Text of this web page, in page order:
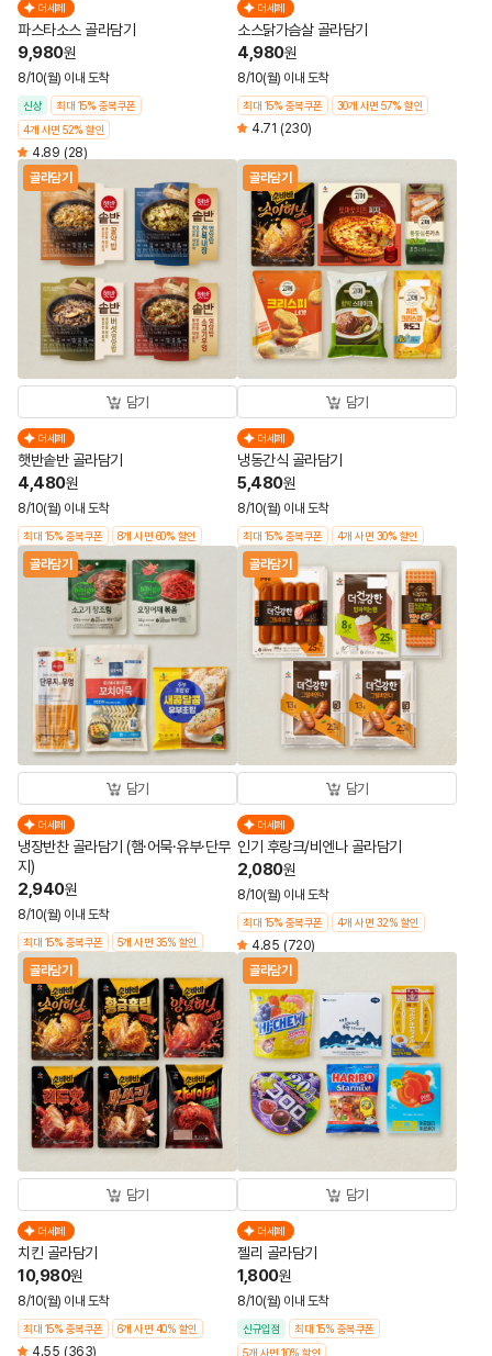
더세페
파스타소스 골라담기
9,980원
8/10(월) 이내 도착
신상
최대 15% 중복쿠폰
4개 사면 52% 할인
4.89 (28)
더세페
소스닭가슴살 골라담기
4,980원
8/10(월) 이내 도착
최대 15% 중복쿠폰 30개 사면 57% 할인
4.71 (230)
골라담기
담기
더세페
햇반솥반 골라담기
4,480원
8/10(월) 이내 도착
최대 15% 중복쿠폰 8개 사면 60% 할인
골라담기
담기
더세페
냉동간식 골라담기
5,480원
8/10(월) 이내 도착
최대 15% 중복쿠폰 4개 사면 30% 할인
골라담기
담기
더세페
냉장반찬 골라담기 (햄·어묵·유부·단무
지)
2,940원
8/10(월) 이내 도착
최대 15% 중복쿠폰 5개 사면 35% 할인
골라담기
담기
더세페
인기 후랑크/비엔나 골라담기
2,080원
8/10(월) 이내 도착
최대 15% 중복쿠폰 4개 사면 32% 할인
4.85 (720)
골라담기
담기
더세페
치킨 골라담기
10,980원
8/10(월) 이내 도착
최대 15% 중복쿠폰 6개 사면 40% 할인
4.55 (363)
골라담기
담기
더세페
젤리 골라담기
1,800원
8/10(월) 이내 도착
신규입점
최대 15% 중복쿠폰
5개 사면 10% 할인